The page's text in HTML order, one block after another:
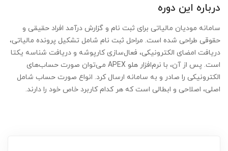
درباره این دوره
سامانه مودیان مالیاتی برای ثبت نام و گزارش درآمد افراد حقیقی و
حقوقی طراحی شده است. مراحل ثبت نام شامل تشکیل پرونده مالیاتی،
دریافت امضای الکترونیکی، فعال‌سازی کارپوشه و دریافت شناسه یکتا
است. پس از آن، با نرم‌افزار هلو APEX می‌توان صورت حساب‌های
الکترونیکی را صادر و به سامانه ارسال کرد. انواع صورت حساب شامل
اصلی، اصلاحی و ابطالی است که هر کدام کاربرد خاص خود را دارند.